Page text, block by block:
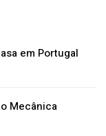
em Portugal